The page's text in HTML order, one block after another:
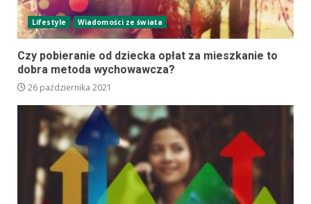
Lifestyle Wiadomości ze świata
Czy pobieranie od dziecka opłat za mieszkanie to
dobra metoda wychowawcza?
26 października 2021